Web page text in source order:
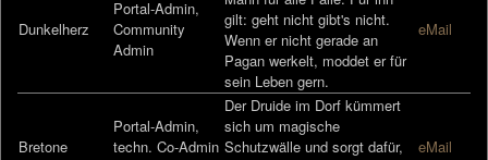
Dunkelherz
Portal-Admin,
Community
Admin
gilt: geht nicht gibt's nicht.
Wenn er nicht gerade an
Pagan werkelt, moddet er für
sein Leben gern.
eMail
Bretone
Portal-Admin,
techn. Co-Admin
Der Druide im Dorf kümmert
sich um magische
Schutzwälle und sorgt dafür,
eMail